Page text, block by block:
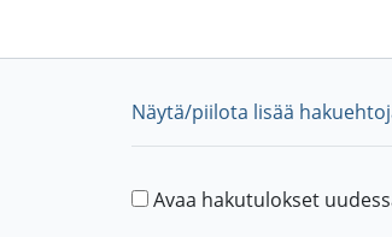
Näytä/piilota lisää
Avaa hakutulokset